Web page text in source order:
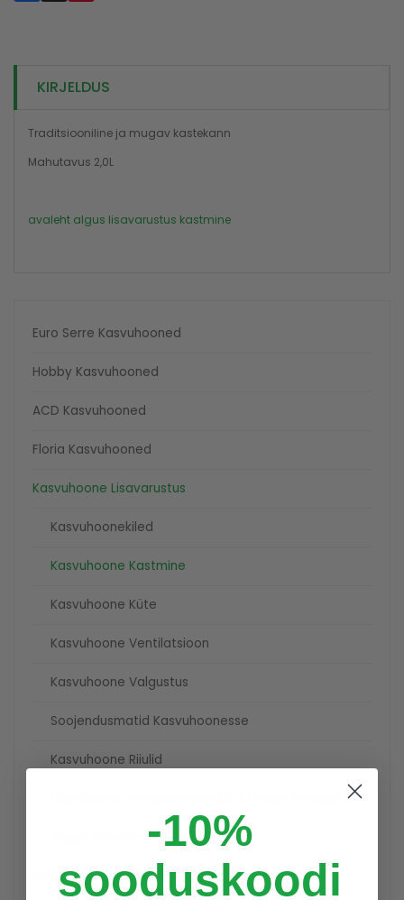
Euro Serre Kasvuhooned
Hobby Kasvuhooned
ACD Kasvuhooned
Floria Kasvuhooned
Kasvuhoone Lisavarustus
Kasvuhoonekiled
Kasvuhoone Kastmine
Kasvuhoone Küte
Kasvuhoone Ventilatsioon
Kasvuhoone Valgustus
Soojendusmatid Kasvuhoonesse
Kasvuhoone Riiulid
Tropic Island Kasvutelgid
Euro Serre Talveaiad
KIRJELDUS
Traditsiooniline ja mugav kastekann
Mahutavus 2,0L
avaleht algus lisavarustus kastmine
-10%
sooduskoodi